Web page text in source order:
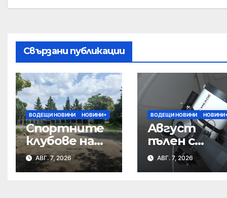
Свързани публикации
ВОДЕЩИ НОВИНИ НОВИНИ+
Спортните
клубове на
среща с
кмета за
АВГ. 7, 2026
ВОДЕЩИ НОВИНИ
Август
пълен с
небесни
спектакли
АВГ. 7, 2026